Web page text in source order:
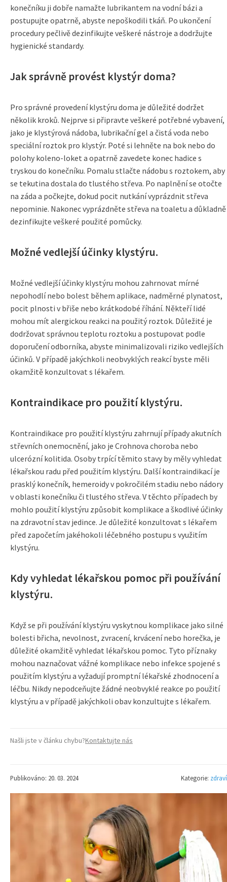
konečníku ji dobře namažte lubrikantem na vodní bázi a
postupujte opatrně, abyste nepoškodili tkáň. Po ukončení
procedury pečlivě dezinfikujte veškeré nástroje a dodržujte
hygienické standardy.
Jak správně provést klystýr doma?
Pro správné provedení klystýru doma je důležité dodržet
několik kroků. Nejprve si připravte veškeré potřebné vybavení,
jako je klystýrová nádoba, lubrikační gel a čistá voda nebo
speciální roztok pro klystýr. Poté si lehněte na bok nebo do
polohy koleno-loket a opatrně zavedete konec hadice s
tryskou do konečníku. Pomalu stlačte nádobu s roztokem, aby
se tekutina dostala do tlustého střeva. Po naplnění se otočte
na záda a počkejte, dokud pocit nutkání vyprázdnit střeva
nepominie. Nakonec vyprázdněte střeva na toaletu a důkladně
dezinfikujte veškeré použité pomůcky.
Možné vedlejší účinky klystýru.
Možné vedlejší účinky klystýru mohou zahrnovat mírné
nepohodlí nebo bolest během aplikace, nadměrné plynatost,
pocit plnosti v břiše nebo krátkodobé říhání. Někteří lidé
mohou mít alergickou reakci na použitý roztok. Důležité je
dodržovat správnou teplotu roztoku a postupovat podle
doporučení odborníka, abyste minimalizovali riziko vedlejších
účinků. V případě jakýchkoli neobvyklých reakcí byste měli
okamžitě konzultovat s lékařem.
Kontraindikace pro použití klystýru.
Kontraindikace pro použití klystýru zahrnují případy akutních
střevních onemocnění, jako je Crohnova choroba nebo
ulcerózní kolitida. Osoby trpící těmito stavy by měly vyhledat
lékařskou radu před použitím klystýru. Další kontraindikací je
prasklý konečník, hemeroidy v pokročilém stadiu nebo nádory
v oblasti konečníku či tlustého střeva. V těchto případech by
mohlo použití klystýru způsobit komplikace a škodlivé účinky
na zdravotní stav jedince. Je důležité konzultovat s lékařem
před započetím jakéhokoli léčebného postupu s využitím
klystýru.
Kdy vyhledat lékařskou pomoc při používání
klystýru.
Když se při používání klystýru vyskytnou komplikace jako silné
bolesti břicha, nevolnost, zvracení, krvácení nebo horečka, je
důležité okamžitě vyhledat lékařskou pomoc. Tyto příznaky
mohou naznačovat vážné komplikace nebo infekce spojené s
použitím klystýru a vyžadují promptní lékařské zhodnocení a
léčbu. Nikdy nepodceňujte žádné neobvyklé reakce po použití
klystýru a v případě jakýchkoli obav konzultujte s lékařem.
Našli jste v článku chybu?Kontaktujte nás
Publikováno: 20. 03. 2024 Kategorie: zdraví